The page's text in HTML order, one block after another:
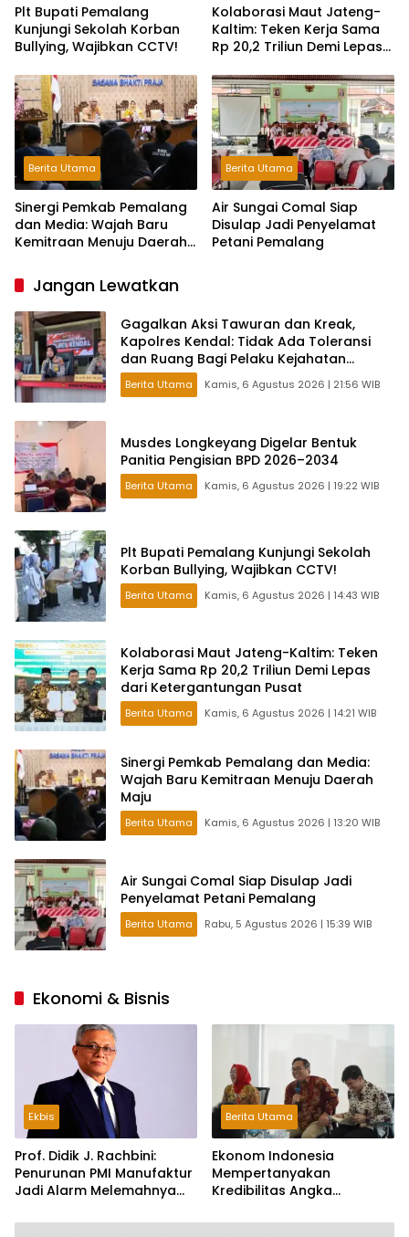
Plt Bupati Pemalang
Kunjungi Sekolah Korban
Bullying, Wajibkan CCTV!
Kolaborasi Maut Jateng-
Kaltim: Teken Kerja Sama
Rp 20,2 Triliun Demi Lepas
Berita Utama
Sinergi Pemkab Pemalang
dan Media: Wajah Baru
Kemitraan Menuju Daerah
Berita Utama
Air Sungai Comal Siap
Disulap Jadi Penyelamat
Petani Pemalang
Jangan Lewatkan
Gagalkan Aksi Tawuran dan Kreak,
Kapolres Kendal: Tidak Ada Toleransi
dan Ruang Bagi Pelaku Kejahatan
Jalanan
Berita Utama Kamis, 6 Agustus 2026 | 21:56 WIB
Musdes Longkeyang Digelar Bentuk
Panitia Pengisian BPD 2026–2034
Berita Utama Kamis, 6 Agustus 2026 | 19:22 WIB
Plt Bupati Pemalang Kunjungi Sekolah
Korban Bullying, Wajibkan CCTV!
Berita Utama Kamis, 6 Agustus 2026 | 14:43 WIB
Kolaborasi Maut Jateng-Kaltim: Teken
Kerja Sama Rp 20,2 Triliun Demi Lepas
dari Ketergantungan Pusat
Berita Utama Kamis, 6 Agustus 2026 | 14:21 WIB
Sinergi Pemkab Pemalang dan Media:
Wajah Baru Kemitraan Menuju Daerah
Maju
Berita Utama Kamis, 6 Agustus 2026 | 13:20 WIB
Air Sungai Comal Siap Disulap Jadi
Penyelamat Petani Pemalang
Berita Utama Rabu, 5 Agustus 2026 | 15:39 WIB
Ekonomi & Bisnis
Ekbis
Prof. Didik J. Rachbini:
Penurunan PMI Manufaktur
Jadi Alarm Melemahnya
Berita Utama
Ekonom Indonesia
Mempertanyakan
Kredibilitas Angka
Tumbuh Tapi Rapuh